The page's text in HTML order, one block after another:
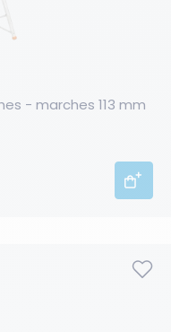
- marches 113 mm